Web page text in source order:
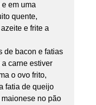
em uma
quente,
e frite a
de bacon e fatias
carne estiver
o ovo frito,
fatia de queijo
no pão